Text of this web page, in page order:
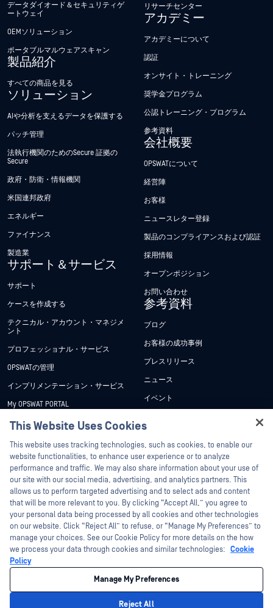
データダイオード＆セキュリティゲ
ートウェイ
OEMソリューション
ポータブルマルウェアスキャン
製品紹介
すべての商品を見る
ソリューション
AIや分析を支えるデータを保護する
パッチ管理
法執行機関のためのSecure 証拠の
Secure
政府・防衛・情報機関
米国連邦政府
エネルギー
ファイナンス
製造業
サポート＆サービス
サポート
ケースを作成する
テクニカル・アカウント・マネジメ
ント
プロフェッショナル・サービス
OPSWATの管理
インプリメンテーション・サービス
My OPSWAT PORTAL
技術文書
トレーニング
脆弱性対策プログラム
パートナー
認証
テクノロジー・パートナー
OPSWAT チャネル パートナー
リサーチセンター
アカデミー
アカデミーについて
認証
オンサイト・トレーニング
奨学金プログラム
公認トレーニング・プログラム
参考資料
会社概要
OPSWATについて
経営陣
お客様
ニュースレター登録
製品のコンプライアンスおよび認証
採用情報
オープンポジション
お問い合わせ
参考資料
ブログ
お客様の成功事例
プレスリリース
ニュース
イベント
ホワイトペーパー
無料ツール
©2026OPSWAT . All rights reserved.OPSWAT、MetaDefender、Metascan、
MetaAccess、OPSWAT 、Trust no File. Trust No Device.、OPSWAT 、Protecting the
World's Critical Infrastructure、Deep CDR™ Technology、InQuest、InQuestロゴ、
DFI、RetroHunt、Deep File Inspection、およびJoin the Huntは、OPSWAT の商標
です。第三者の商標は、それぞれの所有者の財産です。
プライバシーポリシー クッキー設定
This Website Uses Cookies
This website uses tracking technologies, such as cookies, to enable our
website functionalities, to enhance user experience or to analyze
performance and traffic. We may also share information about your use of
our site with our social media, advertising, and analytics partners. This
allows us to perform targeted advertising and to select ads and content
that will be more relevant to you. By clicking “Accept All,” you agree to
your personal data being processed by all cookies and other technologies
on our website. Click “Reject All” to refuse, or “Manage My Preferences” to
manage your choices. See our Cookie Policy for more details on the how
we process your data through cookies and similar technologies: Cookie
Policy
Manage My Preferences
Reject All
Hey there!
I'm Ozzy, your OPSWAT virtual assistant.
How can I help you secure what's critical
today?